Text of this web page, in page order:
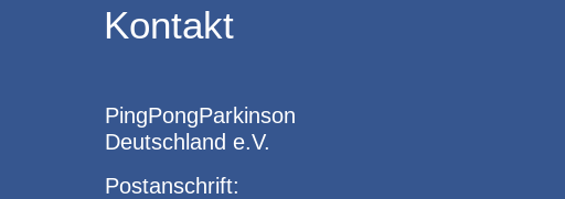
Kontakt
PingPongParkinson
Deutschland e.V.
Postanschrift: